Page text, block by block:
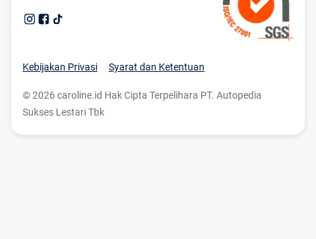
Kebijakan Privasi Syarat dan Ketentuan
©2026 caroline.id Hak Cipta Terpelihara PT. Autopedia
Sukses Lestari Tbk